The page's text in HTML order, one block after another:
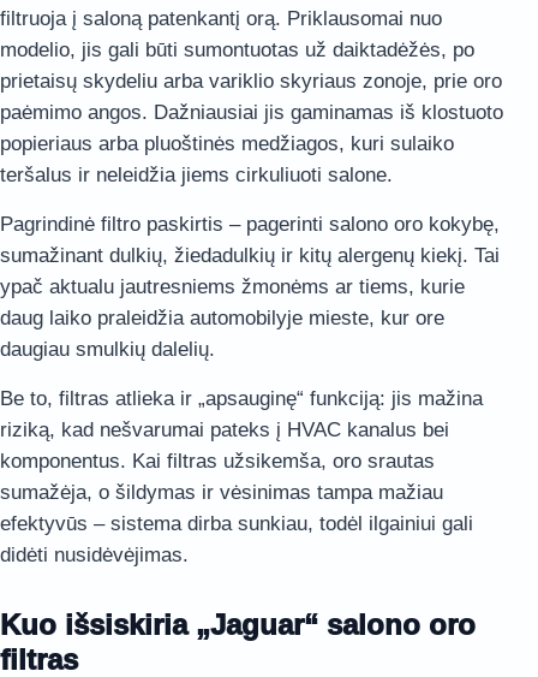
filtruoja į saloną patenkantį orą. Priklausomai nuo
modelio, jis gali būti sumontuotas už daiktadėžės, po
prietaisų skydeliu arba variklio skyriaus zonoje, prie oro
paėmimo angos. Dažniausiai jis gaminamas iš klostuoto
popieriaus arba pluoštinės medžiagos, kuri sulaiko
teršalus ir neleidžia jiems cirkuliuoti salone.
Pagrindinė filtro paskirtis – pagerinti salono oro kokybę,
sumažinant dulkių, žiedadulkių ir kitų alergenų kiekį. Tai
ypač aktualu jautresniems žmonėms ar tiems, kurie
daug laiko praleidžia automobilyje mieste, kur ore
daugiau smulkių dalelių.
Be to, filtras atlieka ir „apsauginę“ funkciją: jis mažina
riziką, kad nešvarumai pateks į HVAC kanalus bei
komponentus. Kai filtras užsikemša, oro srautas
sumažėja, o šildymas ir vėsinimas tampa mažiau
efektyvūs – sistema dirba sunkiau, todėl ilgainiui gali
didėti nusidėvėjimas.
Kuo išsiskiria „Jaguar“ salono oro
filtras